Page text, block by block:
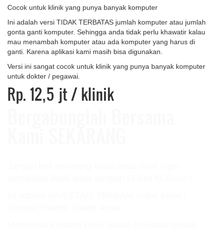
Cocok untuk klinik yang punya banyak komputer
Ini adalah versi TIDAK TERBATAS jumlah komputer atau jumlah
gonta ganti komputer. Sehingga anda tidak perlu khawatir kalau
mau menambah komputer atau ada komputer yang harus di
ganti. Karena aplikasi kami masih bisa digunakan.
Versi ini sangat cocok untuk klinik yang punya banyak komputer
untuk dokter / pegawai.
Rp. 12,5 jt/ klinik